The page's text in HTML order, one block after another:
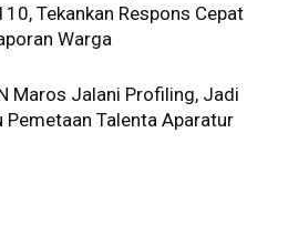
Tekankan Respons Cepat
Warga
Maros Jalani Profiling, Jadi
Pemetaan Talenta Aparatur